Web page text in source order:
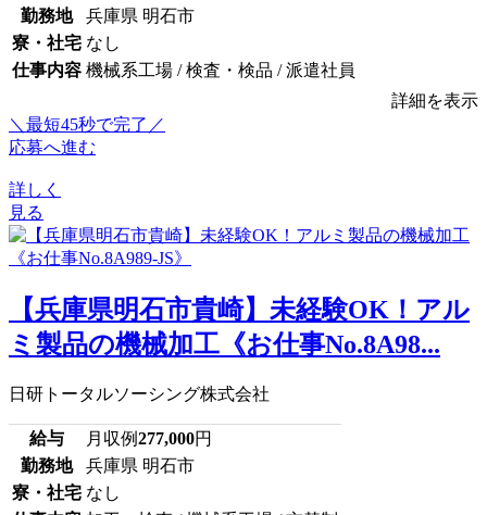
勤務地
兵庫県 明石市
寮・社宅 なし
仕事内容 機械系工場 / 検査・検品 / 派遣社員
詳細を表示
＼最短45秒で完了／
応募へ進む
詳しく
見る
【兵庫県明石市貴崎】未経験OK！アル
ミ製品の機械加工《お仕事No.8A98...
日研トータルソーシング株式会社
給与 月収例277,000円
勤務地
兵庫県 明石市
寮・社宅 なし